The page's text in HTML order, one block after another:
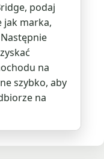
podaj
jak marka,
na
szybko, aby
na